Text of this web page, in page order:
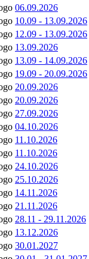
06.09.2026
10.09 - 13.09.2026
12.09 - 13.09.2026
13.09.2026
13.09 - 14.09.2026
19.09 - 20.09.2026
20.09.2026
20.09.2026
27.09.2026
04.10.2026
11.10.2026
11.10.2026
24.10.2026
25.10.2026
14.11.2026
21.11.2026
28.11 - 29.11.2026
13.12.2026
30.01.2027